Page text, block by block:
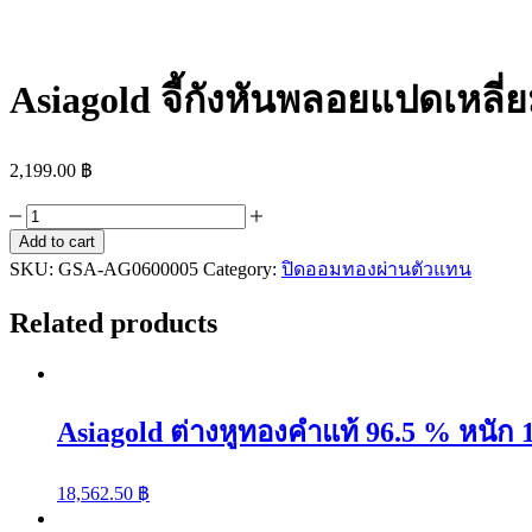
Asiagold จี้กังหันพลอยแปดเห
2,199.00 ฿
Asiagold
จี้
กังหัน
แปด
ทองคำ
quantity
Add to cart
SKU: GSA-AG0600005 Category: ปิดออมทองผ่านตัวแทน
Related products
Asiagold ต่างหูทองคำแท้ 96.5 % หนั
18,562.50 ฿